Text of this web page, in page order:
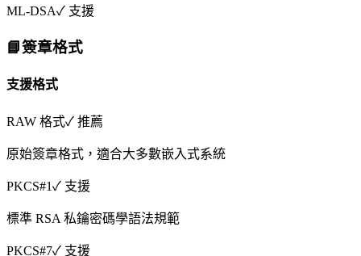
ML-DSA✓ 支援
📘簽章格式
支援格式
RAW 格式✓ 推薦
原始簽章格式，適合大多數嵌入式系統
PKCS#1✓ 支援
標準 RSA 私鑰密碼學語法規範
PKCS#7✓ 支援